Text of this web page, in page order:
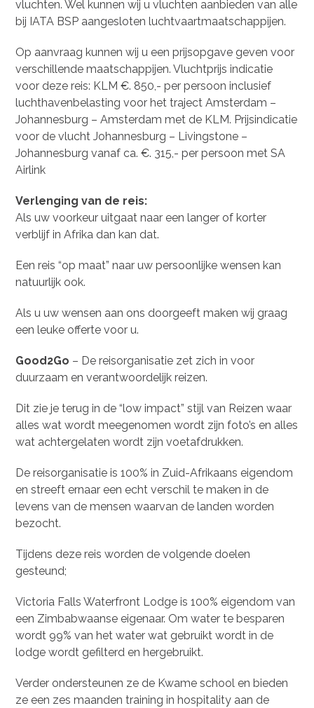
vluchten. Wel kunnen wij u vluchten aanbieden van alle
bij IATA BSP aangesloten luchtvaartmaatschappijen.
Op aanvraag kunnen wij u een prijsopgave geven voor
verschillende maatschappijen. Vluchtprijs indicatie
voor deze reis: KLM €. 850,- per persoon inclusief
luchthavenbelasting voor het traject Amsterdam –
Johannesburg – Amsterdam met de KLM. Prijsindicatie
voor de vlucht Johannesburg – Livingstone –
Johannesburg vanaf ca. €. 315,- per persoon met SA
Airlink
Verlenging van de reis:
Als uw voorkeur uitgaat naar een langer of korter
verblijf in Afrika dan kan dat.
Een reis “op maat” naar uw persoonlijke wensen kan
natuurlijk ook.
Als u uw wensen aan ons doorgeeft maken wij graag
een leuke offerte voor u.
Good2Go – De reisorganisatie zet zich in voor
duurzaam en verantwoordelijk reizen.
Dit zie je terug in de “low impact” stijl van Reizen waar
alles wat wordt meegenomen wordt zijn foto’s en alles
wat achtergelaten wordt zijn voetafdrukken.
De reisorganisatie is 100% in Zuid-Afrikaans eigendom
en streeft ernaar een echt verschil te maken in de
levens van de mensen waarvan de landen worden
bezocht.
Tijdens deze reis worden de volgende doelen
gesteund;
Victoria Falls Waterfront Lodge is 100% eigendom van
een Zimbabwaanse eigenaar. Om water te besparen
wordt 99% van het water wat gebruikt wordt in de
lodge wordt gefilterd en hergebruikt.
Verder ondersteunen ze de Kwame school en bieden
ze een zes maanden training in hospitality aan de